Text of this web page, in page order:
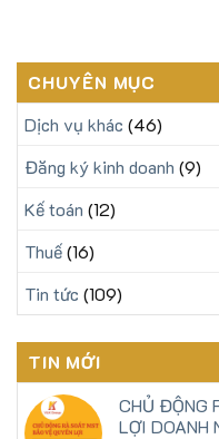
CHUYÊN MỤC
Dịch vụ khác (46)
Đăng ký kinh doanh (9)
Kế toán (12)
Thuế(16)
Tin tức (109)
TIN MỚI
CHỦ ĐỘNG
LỢI DOANH